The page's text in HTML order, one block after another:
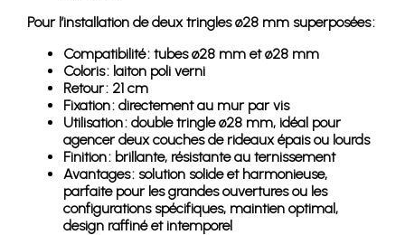
Pour l’installation de deux tringles ø28 mm superposées :
Compatibilité : tubes ø28 mm et ø28 mm
Coloris : laiton poli verni
Retour : 21 cm
Fixation : directement au mur par vis
Utilisation : double tringle ø28 mm, idéal pour
agencer deux couches de rideaux épais ou lourds
Finition : brillante, résistante au ternissement
Avantages : solution solide et harmonieuse,
parfaite pour les grandes ouvertures ou les
configurations spécifiques, maintien optimal,
design raffiné et intemporel